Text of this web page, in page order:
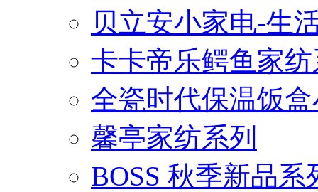
贝立安小家电-生
卡卡帝乐鳄鱼家
全瓷时代保温饭
馨亭家纺系列
BOSS 秋季新品系